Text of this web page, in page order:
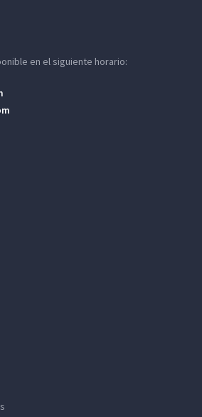
en el siguiente horario: